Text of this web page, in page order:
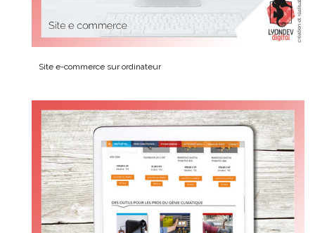
Site e-commerce sur ordinateur